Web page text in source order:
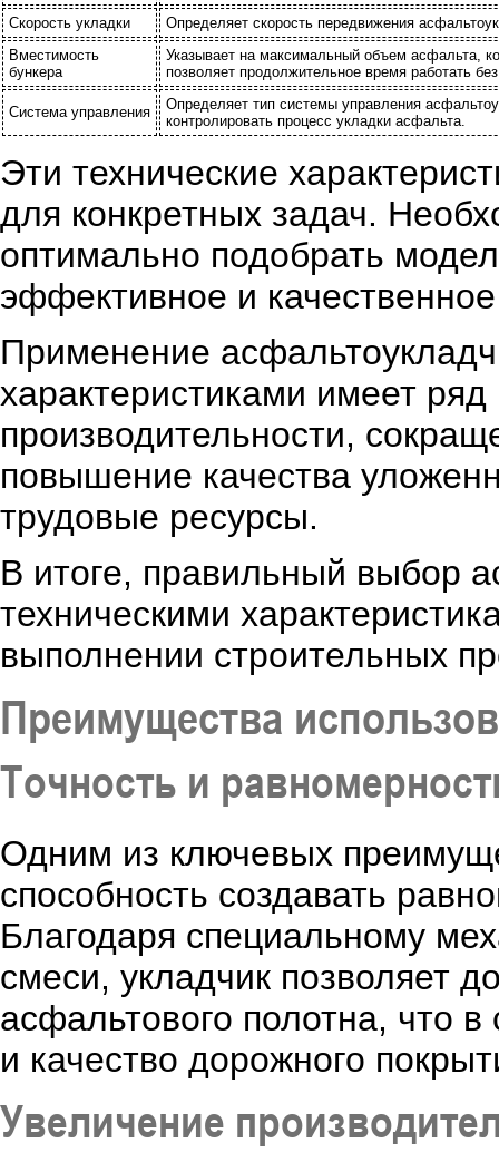
Скорость укладки
Определяет скорость передвижения
Вместимость
бункера
Указывает на максимальный объем асфальта,
позволяет продолжительное время работать без
Система управления
Определяет тип системы управления
контролировать процесс укладки асфальта.
Эти технические
для конкретных задач.
оптимально подобрать
эффективное и
Применение
характеристиками имеет
производительности,
повышение качества
трудовые ресурсы.
В итоге, правильный выбор
техническими
выполнении строительных
Преимущества
Точность и
Одним из ключевых
способность создавать
Благодаря специальному
смеси, укладчик позволяет
асфальтового полотна, что
и качество дорожного
Увеличение